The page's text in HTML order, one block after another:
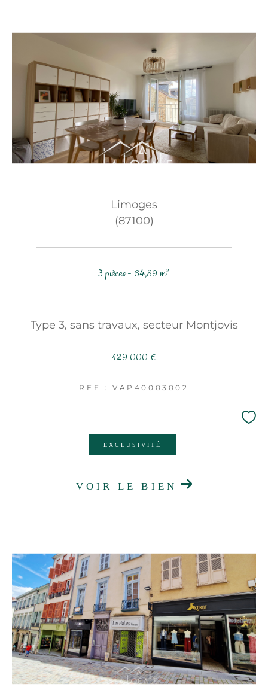
Limoges
(87100)
3 pièces - 64,89 m²
Type 3, sans travaux, secteur Montjovis
129 000 €
REF : VAP40003002
EXCLUSIVITÉ
VOIR LE BIEN